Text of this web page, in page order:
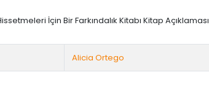
İçin Bir Farkındalık Kitabı Kitap
Alicia Ortego